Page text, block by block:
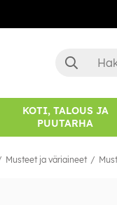
KOTI, TALOUS JA
PUUTARHA
Musteet ja väriaineet